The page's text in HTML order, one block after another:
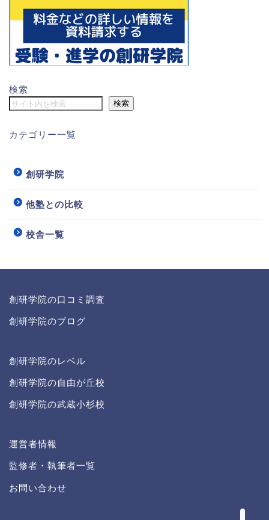
検索
検索
カテゴリー一覧
創研学院
他塾との比較
校舎一覧
創研学院の口コミ調査
創研学院のブログ
創研学院のレベル
創研学院の自由が丘校
創研学院の武蔵小杉校
運営者情報
監修者・執筆者一覧
お問い合わせ